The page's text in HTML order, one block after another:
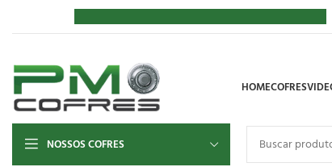
HOMECOFRES
NOSSOS COFRES